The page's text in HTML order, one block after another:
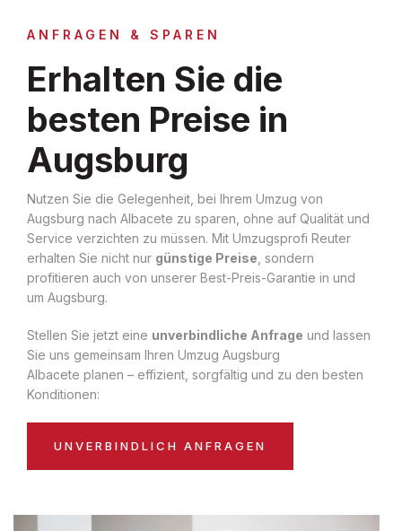
ANFRAGEN & SPAREN
Erhalten Sie die
besten Preise in
Augsburg
Nutzen Sie die Gelegenheit, bei Ihrem Umzug von
Augsburg nach Albacete zu sparen, ohne auf Qualität und
Service verzichten zu müssen. Mit Umzugsprofi Reuter
erhalten Sie nicht nur günstige Preise , sondern
profitieren auch von unserer Best-Preis-Garantie in und
um Augsburg.
Stellen Sie jetzt eine unverbindliche Anfrage und lassen
Sie uns gemeinsam Ihren Umzug Augsburg
Albacete planen – effizient, sorgfältig und zu den besten
Konditionen:
UNVERBINDLICH ANFRAGEN